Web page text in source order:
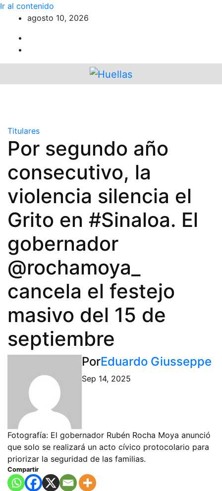
Ir al contenido
agosto 10, 2026
Titulares
Por segundo año
consecutivo, la
violencia silencia el
Grito en #Sinaloa. El
gobernador
@rochamoya_
cancela el festejo
masivo del 15 de
septiembre
PorEduardo Giusseppe
Sep 14, 2025
Fotografía: El gobernador Rubén Rocha Moya anunció
que solo se realizará un acto cívico protocolario para
priorizar la seguridad de las familias.
Compartir